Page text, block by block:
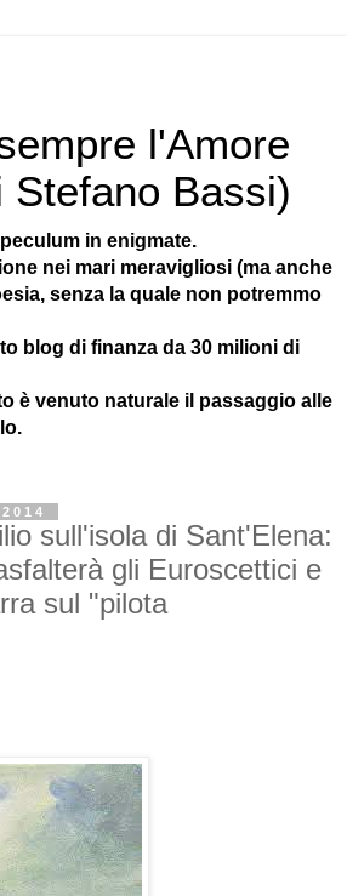
l'Amore
Stefano Bassi)
in enigmate.
nei mari meravigliosi (ma anche
senza la quale non potremmo
blog di finanza da 30 milioni di
è venuto naturale il passaggio alle
sull'isola di Sant'Elena:
gli Euroscettici e
sul "pilota